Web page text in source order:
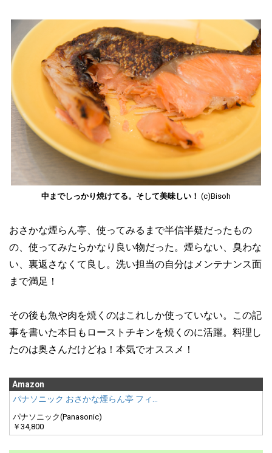
中までしっかり焼けてる。そして美味しい！ (c)Bisoh
おさかな煙らん亭、使ってみるまで半信半疑だったもの
の、使ってみたらかなり良い物だった。煙らない、臭わな
い、裏返さなくて良し。洗い担当の自分はメンテナンス面
まで満足！
その後も魚や肉を焼くのはこれしか使っていない。この記
事を書いた本日もローストチキンを焼くのに活躍。料理し
たのは奥さんだけどね！本気でオススメ！
Amazon
パナソニック おさかな煙らん亭 フィ…
パナソニック(Panasonic)
￥34,800